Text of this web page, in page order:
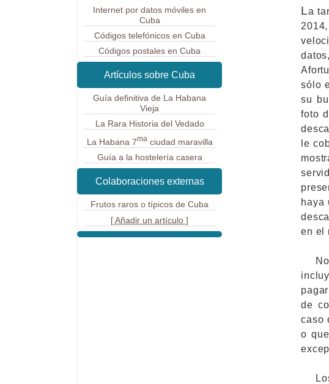
La
sólo
su
foto
le
haya
en el
de
caso
o
Internet por datos móviles en
Cuba
Códigos telefónicos en Cuba
Códigos postales en Cuba
Artículos sobre Cuba
Guía definitiva de La Habana
Vieja
La Rara Historia del Vedado
La Habana 7maciudad maravilla
Guía a la hostelería casera
Colaboraciones externas
Frutos raros o típicos de Cuba
[ Añadir un artículo ]